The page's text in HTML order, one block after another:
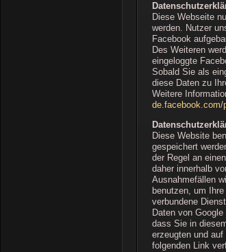
Diese Webseite
werden. Nutzer
Facebook
Des Weiteren
eingeloggte
Sobald Sie als
diese Daten zu
Weitere
de.facebook.com/
Diese Website
gespeichert
der Regel an
daher innerhalb
Ausnahmefällen
benutzen, um
verbundene
Daten von
dass Sie in
erzeugten und
folgenden Link